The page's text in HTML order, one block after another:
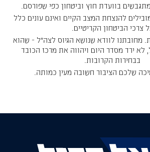
בוועדת חוץ וביטחון כפי שפורסם.
להנצחת המצב הקיים ואינם עונים כלל
צרכי הביטחון הקריטיים.
מחובתנו לוודא שנושא הגיוס לצה"ל - שהוא
לא ירד מסדר היום ויהווה את מרכז הכובד
בבחירות הקרובות.
שלכם הציבור חשובה מעין כמותה.